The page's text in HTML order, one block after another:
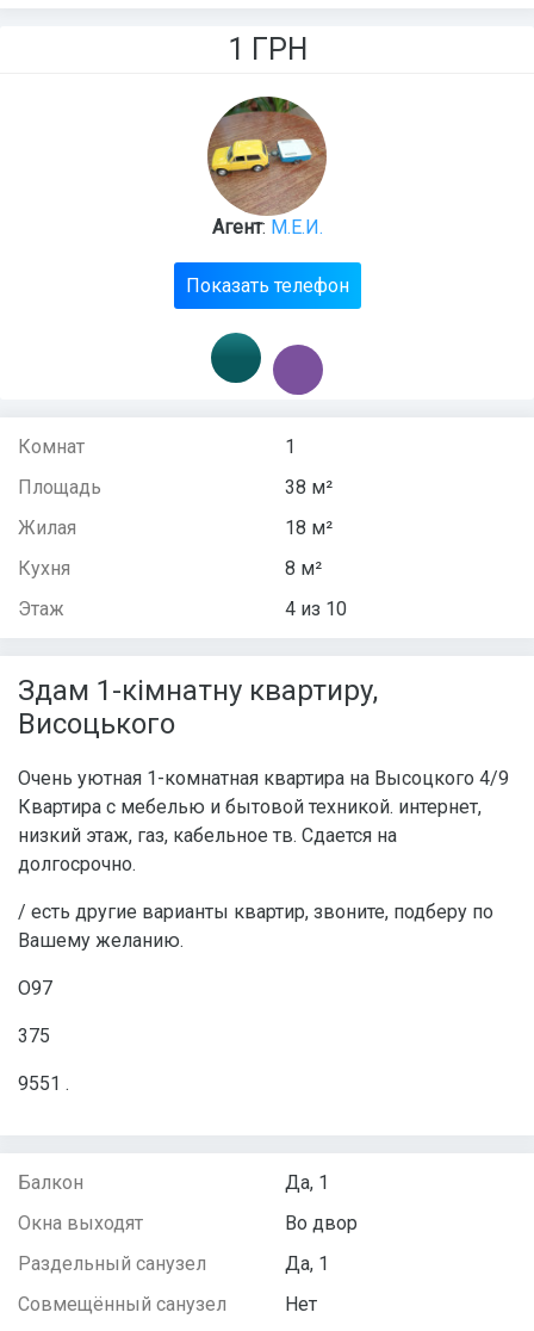
1 ГРН
Агент: М.Е.И.
Показать телефон
Комнат
1
Площадь
38 м²
Жилая
18 м²
Кухня
8 м²
Этаж
4 из 10
Здам 1-кiмнатну квартиру,
Висоцького
Очень уютная 1-комнатная квартира на Высоцкого 4/9
Квартира с мебелью и бытовой техникой. интернет,
низкий этаж, газ, кабельное тв. Сдается на
долгосрочно.
/ есть другие варианты квартир, звоните, подберу по
Вашему желанию.
О97
375
9551 .
Балкон
Да, 1
Окна выходят
Во двор
Раздельный санузел
Да, 1
Совмещённый санузел
Нет